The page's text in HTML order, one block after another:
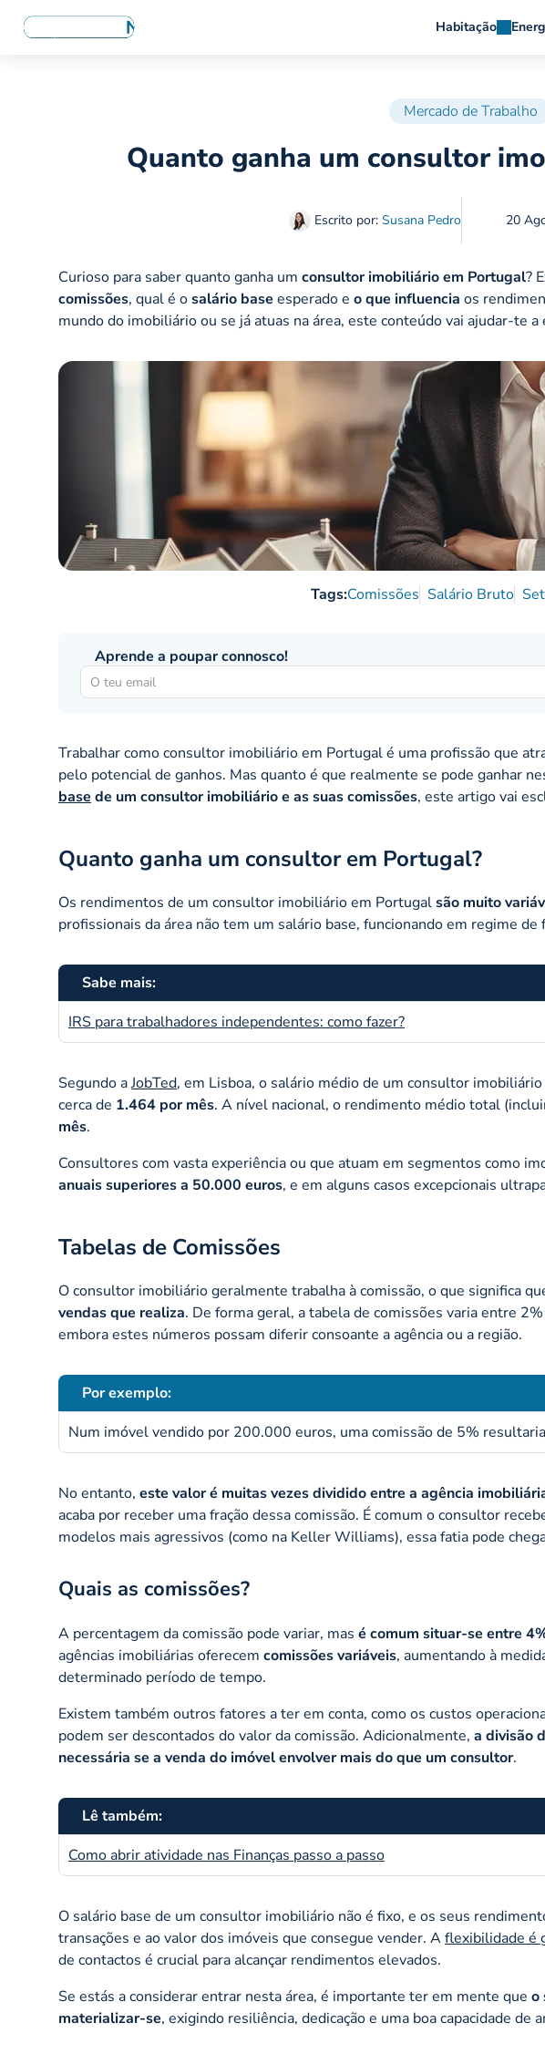
Habitação
Mercado de Trabalho
Quanto ganha um consultor
Escrito por: Susana Pedro 20
Curioso para saber quanto ganha um consultor imobiliário em Portugal?
comissões, qual é osalário base esperado e o que influencia os
mundo do imobiliário ou se já atuas na área, este conteúdo vai ajudar-te
Tags:Comissões Salário Bruto
Aprende a poupar connosco!
Trabalhar como consultor imobiliário em Portugal é uma profissão que
pelo potencial de ganhos. Mas quanto é que realmente se pode ganhar
base de um consultor imobiliário e as suas comissões, este artigo vai
Quanto ganha um consultor em Portugal?
Os rendimentos de um consultor imobiliário em Portugalsão muito
profissionais da área não tem um salário base, funcionando em regime de
Sabe mais:
IRS para trabalhadores independentes: como fazer?
Segundo aJobTed, em Lisboa, o salário médio de um consultor
cerca de 1.464 por mês. A nível nacional, o rendimento médio total
mês.
Consultores com vasta experiência ou que atuam em segmentos como
anuais superiores a 50.000 euros, e em alguns casos excepcionais
Tabelas de Comissões
O consultor imobiliário geralmente trabalha à comissão, o que significa
vendas que realiza. De forma geral, a tabela de comissões varia entre
embora estes números possam diferir consoante a agência ou a região.
Por exemplo:
Num imóvel vendido por 200.000 euros, uma comissão de 5%
No entanto, este valor é muitas vezes dividido entre a agência
acaba por receber uma fração dessa comissão. É comum o consultor
modelos mais agressivos (como na Keller Williams), essa fatia pode
Quais as comissões?
A percentagem da comissão pode variar, mas é comum situar-se entre
agências imobiliárias oferecem comissões variáveis, aumentando à
determinado período de tempo.
Existem também outros fatores a ter em conta, como os custos
podem ser descontados do valor da comissão. Adicionalmente, a divisão
necessária se a venda do imóvel envolver mais do que um consultor.
Lê também:
Como abrir atividade nas Finanças passo a passo
O salário base de um consultor imobiliário não é fixo, e os seus
transações e ao valor dos imóveis que consegue vender. Aflexibilidade é
de contactos é crucial para alcançar rendimentos elevados.
Se estás a considerar entrar nesta área, é importante ter em mente que o
materializar-se, exigindo resiliência, dedicação e uma boa capacidade de